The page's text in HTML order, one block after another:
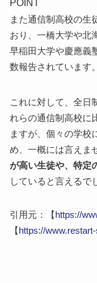
POINT
また通信制高校の生
おり、一橋大学や北
早稲田大学や慶應義
数報告されています。
これに対して、全日
れらの通信制高校に
ますが、個々の学校
め、一概には言えま
が高い生徒や、特定
していると言えるで
引用元：【 https://
【 https://